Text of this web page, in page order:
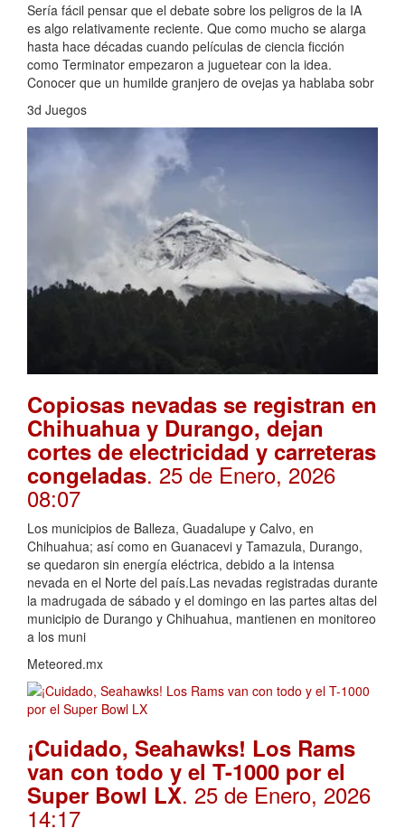
Sería fácil pensar que el debate sobre los peligros de la IA
es algo relativamente reciente. Que como mucho se alarga
hasta hace décadas cuando películas de ciencia ficción
como Terminator empezaron a juguetear con la idea.
Conocer que un humilde granjero de ovejas ya hablaba sobr
3d Juegos
Copiosas nevadas se registran en
Chihuahua y Durango, dejan
cortes de electricidad y carreteras
congeladas. 25 de Enero, 2026
08:07
Los municipios de Balleza, Guadalupe y Calvo, en
Chihuahua; así como en Guanacevi y Tamazula, Durango,
se quedaron sin energía eléctrica, debido a la intensa
nevada en el Norte del país.Las nevadas registradas durante
la madrugada de sábado y el domingo en las partes altas del
municipio de Durango y Chihuahua, mantienen en monitoreo
a los muni
Meteored.mx
¡Cuidado, Seahawks! Los Rams
van con todo y el T-1000 por el
Super Bowl LX. 25 de Enero, 2026
14:17